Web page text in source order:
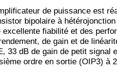
de puissance est
bipolaire à
excellente fiabilité et des
de gain et de
33 dB de gain de petit signal
ordre en sortie (OIP3) à